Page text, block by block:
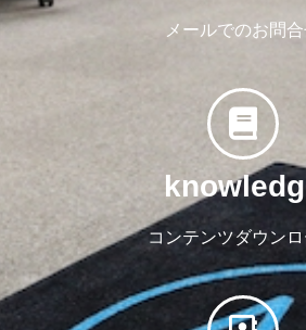
メールでのお問
コンテンツダウン